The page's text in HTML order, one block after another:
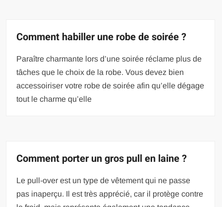
Comment habiller une robe de soirée ?
Paraître charmante lors d’une soirée réclame plus de
tâches que le choix de la robe. Vous devez bien
accessoiriser votre robe de soirée afin qu’elle dégage
tout le charme qu’elle
Comment porter un gros pull en laine ?
Le pull-over est un type de vêtement qui ne passe
pas inaperçu. Il est très apprécié, car il protège contre